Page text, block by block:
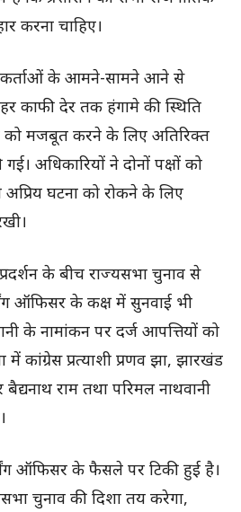
करना चाहिए।
के आमने-सामने आने से
काफी देर तक हंगामे की स्थिति
को मजबूत करने के लिए अतिरिक्त
अधिकारियों ने दोनों पक्षों को
घटना को रोकने के लिए
के बीच राज्यसभा चुनाव से
ऑफिसर के कक्ष में सुनवाई भी
के नामांकन पर दर्ज आपत्तियों को
में कांग्रेस प्रत्याशी प्रणव झा, झारखंड
बैद्यनाथ राम तथा परिमल नाथवानी
ऑफिसर के फैसले पर टिकी हुई है।
चुनाव की दिशा तय करेगा,